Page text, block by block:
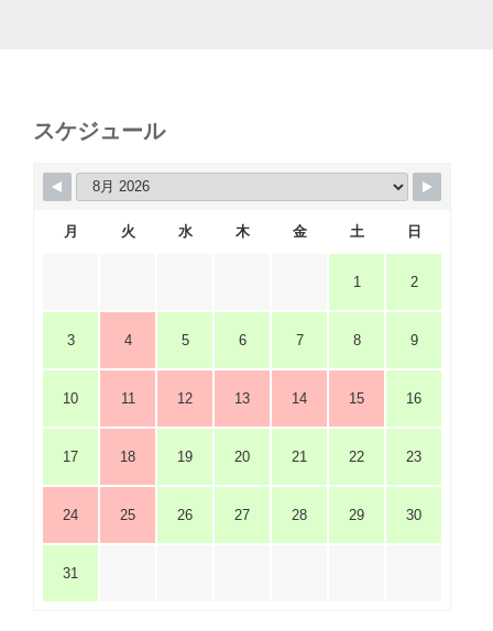
スケジュール
月 火 水 木 金 土 日
1 2
3 4 5 6 7 8 9
10 11 12 13 14 15 16
17 18 19 20 21 22 23
24 25 26 27 28 29 30
31